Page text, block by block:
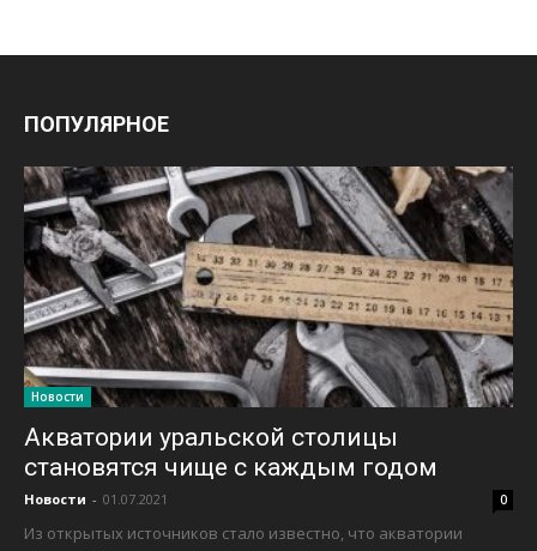
ПОПУЛЯРНОЕ
Новости
Акватории уральской столицы
становятся чище с каждым годом
Новости - 01.07.2021 0
Из открытых источников стало известно, что акватории